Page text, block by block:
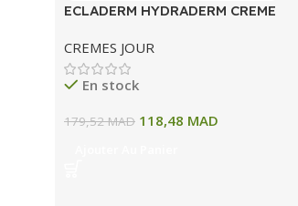
ECLADERM HYDRADERM CREME
ML
CREMES JOUR
En stock
179,52MAD 118,48 MAD